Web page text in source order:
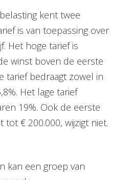
kent twee
is van toepassing over
Het hoge tarief is
winst boven de eerste
tarief bedraagt zowel in
Het lage tarief
19%. Ook de eerste
tot € 200.000, wijzigt niet.
kan een groep van